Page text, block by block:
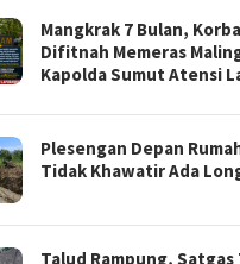
Mangkrak 7 Bulan,
Difitnah Memeras
Kapolda Sumut Atensi
Plesengan Depan
Tidak Khawatir Ada
Talud Rampung, Satgas